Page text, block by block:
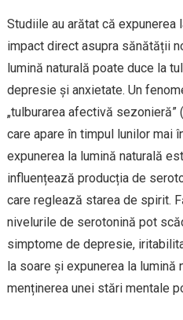
Studiile au arătat că expunerea
impact direct asupra sănătății
lumină naturală poate duce la
depresie și anxietate. Un
„tulburarea afectivă
care apare în timpul lunilor mai
expunerea la lumină naturală
influențează producția de
care reglează starea de spirit.
nivelurile de serotonină pot
simptome de depresie,
la soare și expunerea la
menținerea unei stări mentale